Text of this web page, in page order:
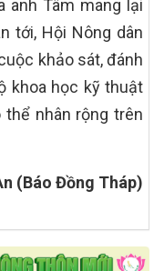
anh Tâm mang lại
tới, Hội Nông dân
khảo sát, đánh
khoa học kỹ thuật
nhân rộng trên
(Báo Đồng Tháp)